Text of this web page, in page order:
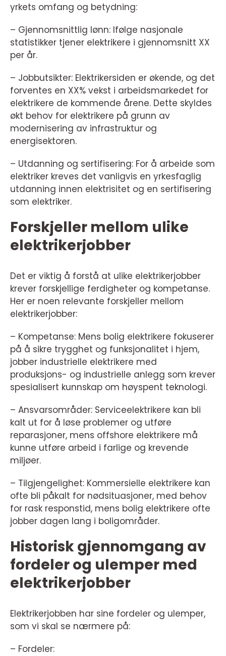
yrkets omfang og betydning:
– Gjennomsnittlig lønn: Ifølge nasjonale
statistikker tjener elektrikere i gjennomsnitt XX
per år.
– Jobbutsikter: Elektrikersiden er økende, og det
forventes en XX% vekst i arbeidsmarkedet for
elektrikere de kommende årene. Dette skyldes
økt behov for elektrikere på grunn av
modernisering av infrastruktur og
energisektoren.
– Utdanning og sertifisering: For å arbeide som
elektriker kreves det vanligvis en yrkesfaglig
utdanning innen elektrisitet og en sertifisering
som elektriker.
Forskjeller mellom ulike
elektrikerjobber
Det er viktig å forstå at ulike elektrikerjobber
krever forskjellige ferdigheter og kompetanse.
Her er noen relevante forskjeller mellom
elektrikerjobber:
– Kompetanse: Mens bolig elektrikere fokuserer
på å sikre trygghet og funksjonalitet i hjem,
jobber industrielle elektrikere med
produksjons- og industrielle anlegg som krever
spesialisert kunnskap om høyspent teknologi.
– Ansvarsområder: Serviceelektrikere kan bli
kalt ut for å løse problemer og utføre
reparasjoner, mens offshore elektrikere må
kunne utføre arbeid i farlige og krevende
miljøer.
– Tilgjengelighet: Kommersielle elektrikere kan
ofte bli påkalt for nødsituasjoner, med behov
for rask responstid, mens bolig elektrikere ofte
jobber dagen lang i boligområder.
Historisk gjennomgang av
fordeler og ulemper med
elektrikerjobber
Elektrikerjobben har sine fordeler og ulemper,
som vi skal se nærmere på:
– Fordeler: